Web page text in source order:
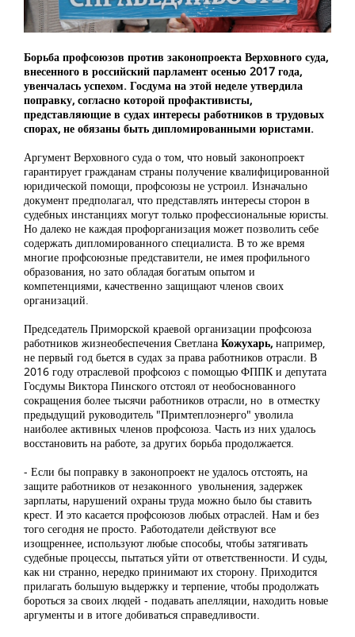
Борьба профсоюзов против законопроекта Верховного суда,
внесенного в российский парламент осенью 2017 года,
увенчалась успехом. Госдума на этой неделе утвердила
поправку, согласно которой профактивисты,
представляющие в судах интересы работников в трудовых
спорах, не обязаны быть дипломированными юристами.
Аргумент Верховного суда о том, что новый законопроект
гарантирует гражданам страны получение квалифицированной
юридической помощи, профсоюзы не устроил. Изначально
документ предполагал, что представлять интересы сторон в
судебных инстанциях могут только профессиональные юристы.
Но далеко не каждая профорганизация может позволить себе
содержать дипломированного специалиста. В то же время
многие профсоюзные представители, не имея профильного
образования, но зато обладая богатым опытом и
компетенциями, качественно защищают членов своих
организаций.
Председатель Приморской краевой организации профсоюза
работников жизнеобеспечения Светлана Кожухарь, например,
не первый год бьется в судах за права работников отрасли. В
2016 году отраслевой профсоюз с помощью ФППК и депутата
Госдумы Виктора Пинского отстоял от необоснованного
сокращения более тысячи работников отрасли, но в отместку
предыдущий руководитель "Примтеплоэнерго" уволила
наиболее активных членов профсоюза. Часть из них удалось
восстановить на работе, за других борьба продолжается.
- Если бы поправку в законопроект не удалось отстоять, на
защите работников от незаконного увольнения, задержек
зарплаты, нарушений охраны труда можно было бы ставить
крест. И это касается профсоюзов любых отраслей. Нам и без
того сегодня не просто. Работодатели действуют все
изощреннее, используют любые способы, чтобы затягивать
судебные процессы, пытаться уйти от ответственности. И суды,
как ни странно, нередко принимают их сторону. Приходится
прилагать большую выдержку и терпение, чтобы продолжать
бороться за своих людей - подавать апелляции, находить новые
аргументы и в итоге добиваться справедливости.